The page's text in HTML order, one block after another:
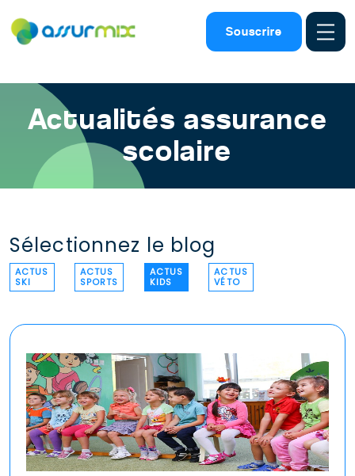
Souscrire
Assurance scolaire
Actualités assurance
scolaire
Sélectionnez le blog
ACTUS
SKI
ACTUS
SPORTS
ACTUS
KIDS
ACTUS
VÉTO